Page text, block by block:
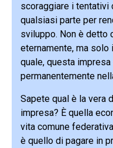
scoraggiare i tentativi
qualsiasi parte per
sviluppo. Non è detto
eternamente, ma solo
quale, questa
permanentemente
Sapete qual è la vera
impresa? È quella
vita comune
è quello di pagare in